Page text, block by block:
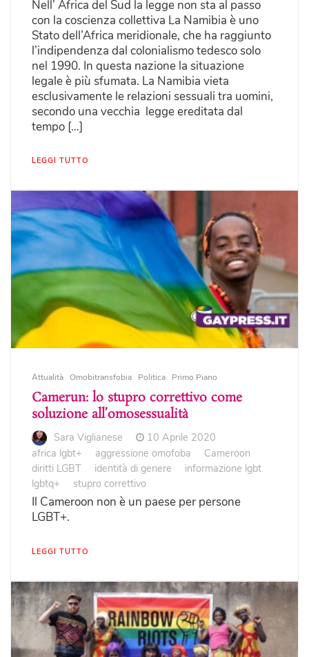
Nell’ Africa del Sud la legge non sta al passo
con la coscienza collettiva La Namibia è uno
Stato dell’Africa meridionale, che ha raggiunto
l’indipendenza dal colonialismo tedesco solo
nel 1990. In questa nazione la situazione
legale è più sfumata. La Namibia vieta
esclusivamente le relazioni sessuali tra uomini,
secondo una vecchia legge ereditata dal
tempo […]
LEGGI TUTTO
Attualità Omobitransfobia Politica Primo Piano
Camerun: lo stupro correttivo come
soluzione all’omosessualità
Sara Viglianese
10 Aprile 2020
africa lgbt+
aggressione omofoba
Cameroon
diritti LGBT
identità di genere
informazione lgbt
lgbtq+
stupro correttivo
Il Cameroon non è un paese per persone
LGBT+.
LEGGI TUTTO